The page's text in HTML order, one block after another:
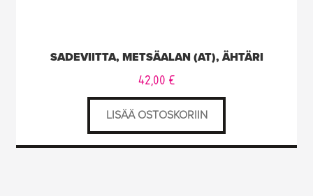
SADEVIITTA, METSÄALAN (AT), ÄHTÄRI
42,00 €
LISÄÄ OSTOSKORIIN